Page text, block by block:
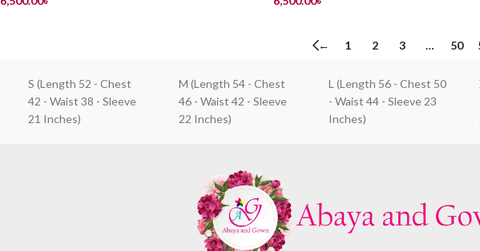
← 1 2 3 … 50
S (Length 52 - Chest
42 - Waist 38 - Sleeve
21 Inches)
M (Length 54 - Chest
46 - Waist 42 - Sleeve
22 Inches)
L (Length 56 - Chest 50
- Waist 44 - Sleeve 23
Inches)